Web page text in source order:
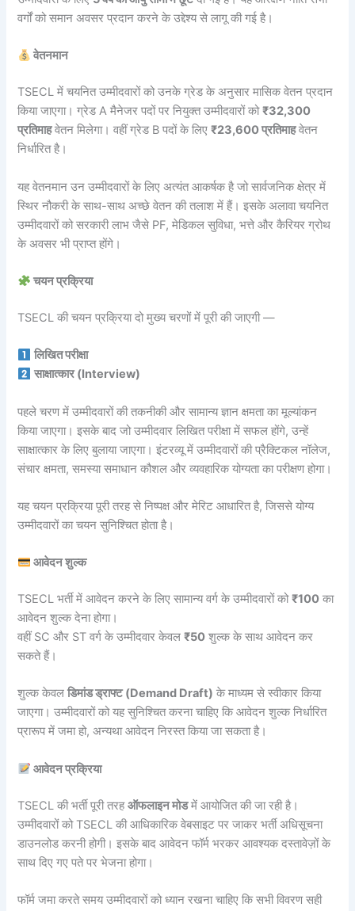
वर्गों को समान अवसर प्रदान करने के उद्देश्य से लागू की गई है।
वेतनमान
TSECL में चयनित उम्मीदवारों को उनके ग्रेड के अनुसार मासिक वेतन प्रदान
किया जाएगा। ग्रेड A मैनेजर पदों पर नियुक्त उम्मीदवारों को₹32,300
प्रतिमाहवेतन मिलेगा। वहीं ग्रेड B पदों के लिए₹23,600 प्रतिमाहवेतन
निर्धारित है।
यह वेतनमान उन उम्मीदवारों के लिए अत्यंत आकर्षक है जो सार्वजनिक क्षेत्र में
स्थिर नौकरी के साथ-साथ अच्छे वेतन की तलाश में हैं। इसके अलावा चयनित
उम्मीदवारों को सरकारी लाभ जैसे PF, मेडिकल सुविधा, भत्ते और कैरियर ग्रोथ
के अवसर भी प्राप्त होंगे।
चयन प्रक्रिया
TSECL की चयन प्रक्रिया दो मुख्य चरणों में पूरी की जाएगी —
लिखित परीक्षा
साक्षात्कार (Interview)
पहले चरण में उम्मीदवारों की तकनीकी और सामान्य ज्ञान क्षमता का मूल्यांकन
किया जाएगा। इसके बाद जो उम्मीदवार लिखित परीक्षा में सफल होंगे, उन्हें
साक्षात्कार के लिए बुलाया जाएगा। इंटरव्यू में उम्मीदवारों की प्रैक्टिकल नॉलेज,
संचार क्षमता, समस्या समाधान कौशल और व्यवहारिक योग्यता का परीक्षण होगा।
यह चयन प्रक्रिया पूरी तरह से निष्पक्ष और मेरिट आधारित है, जिससे योग्य
उम्मीदवारों का चयन सुनिश्चित होता है।
आवेदन शुल्क
TSECL भर्ती में आवेदन करने के लिए सामान्य वर्ग के उम्मीदवारों को₹100 का
आवेदन शुल्क देना होगा।
वहीं SC और ST वर्ग के उम्मीदवार केवल₹50 शुल्क के साथ आवेदन कर
सकते हैं।
शुल्क केवलडिमांड ड्राफ्ट (Demand Draft) के माध्यम से स्वीकार किया
जाएगा। उम्मीदवारों को यह सुनिश्चित करना चाहिए कि आवेदन शुल्क निर्धारित
प्रारूप में जमा हो, अन्यथा आवेदन निरस्त किया जा सकता है।
आवेदन प्रक्रिया
TSECL की भर्ती पूरी तरहऑफलाइन मोडमें आयोजित की जा रही है।
उम्मीदवारों को TSECL की आधिकारिक वेबसाइट पर जाकर भर्ती अधिसूचना
डाउनलोड करनी होगी। इसके बाद आवेदन फॉर्म भरकर आवश्यक दस्तावेज़ों के
साथ दिए गए पते पर भेजना होगा।
फॉर्म जमा करते समय उम्मीदवारों को ध्यान रखना चाहिए कि सभी विवरण सही